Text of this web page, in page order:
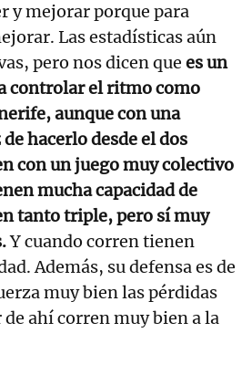
y mejorar porque para
Las estadísticas aún
pero nos dicen que es un
controlar el ritmo como
aunque con una
hacerlo desde el dos
con un juego muy colectivo
mucha capacidad de
tanto triple, pero sí muy
Y cuando corren tienen
Además, su defensa es de
muy bien las pérdidas
ahí corren muy bien a la